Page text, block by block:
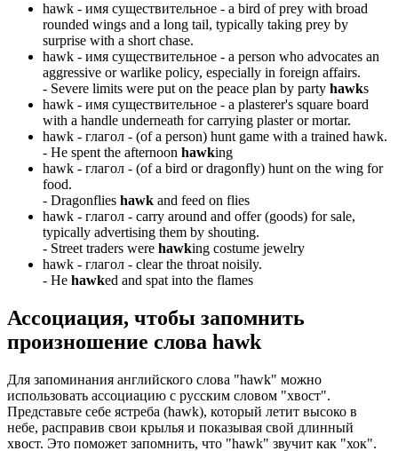
hawk - имя существительное - a bird of prey with broad
rounded wings and a long tail, typically taking prey by
surprise with a short chase.
hawk - имя существительное - a person who advocates an
aggressive or warlike policy, especially in foreign affairs.
- Severe limits were put on the peace plan by party hawks
hawk - имя существительное - a plasterer's square board
with a handle underneath for carrying plaster or mortar.
hawk - глагол - (of a person) hunt game with a trained hawk.
- He spent the afternoon hawking
hawk - глагол - (of a bird or dragonfly) hunt on the wing for
food.
- Dragonflies hawk and feed on flies
hawk - глагол - carry around and offer (goods) for sale,
typically advertising them by shouting.
- Street traders were hawking costume jewelry
hawk - глагол - clear the throat noisily.
- He hawked and spat into the flames
Ассоциация, чтобы запомнить
произношение слова hawk
Для запоминания английского слова "hawk" можно
использовать ассоциацию с русским словом "хвост".
Представьте себе ястреба (hawk), который летит высоко в
небе, расправив свои крылья и показывая свой длинный
хвост. Это поможет запомнить, что "hawk" звучит как "хок".